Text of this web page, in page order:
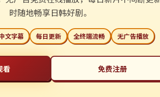
时随地畅享日韩好剧。
文字幕 每日更新 全终端流畅 无广告播放
看 免费注册